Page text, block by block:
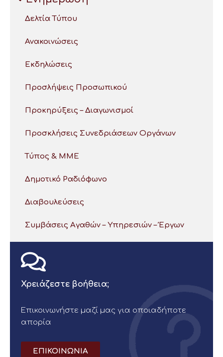
Δελτία Τύπου
Ανακοινώσεις
Εκδηλώσεις
Προσλήψεις Προσωπικού
Προκηρύξεις – Διαγωνισμοί
Προσκλήσεις Συνεδριάσεων Οργάνων
Τύπος & ΜΜΕ
Δημοτικό Ραδιόφωνο
Διαβουλεύσεις
Συμβάσεις Αγαθών – Υπηρεσιών – Έργων
Χρειάζεστε βοήθεια;
Επικοινωνήστε μαζί μας για οποιαδήποτε
απορία
ΕΠΙΚΟΙΝΩΝΙΑ